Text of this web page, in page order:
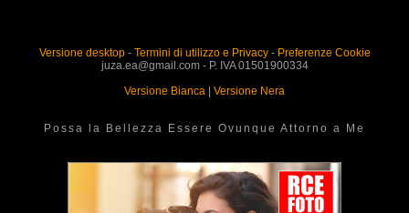
Versione desktop- Termini di utilizzo e Privacy- Preferenze Cookie
juza.ea@gmail.com - P. IVA 01501900334
Versione Bianca
Versione Nera
Possa la Bellezza Essere Ovunque Attorno a Me